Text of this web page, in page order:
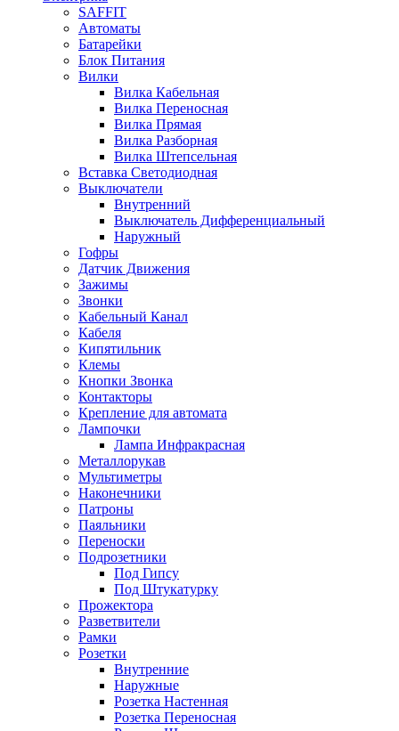
SAFFIT
Автоматы
Батарейки
Блок Питания
Вилки
Вилка Кабельная
Вилка Переносная
Вилка Прямая
Вилка Разборная
Вилка Штепсельная
Вставка Светодиодная
Выключатели
Внутренний
Выключатель Дифференциальный
Наружный
Гофры
Датчик Движения
Зажимы
Звонки
Кабельный Канал
Кабеля
Кипятильник
Клемы
Кнопки Звонка
Контакторы
Крепление для автомата
Лампочки
Лампа Инфракрасная
Металлорукав
Мультиметры
Наконечники
Патроны
Паяльники
Переноски
Подрозетники
Под Гипсу
Под Штукатурку
Прожектора
Разветвители
Рамки
Розетки
Внутренние
Наружные
Розетка Настенная
Розетка Переносная